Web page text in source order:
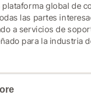
global de
las partes
a servicios de
para la industria